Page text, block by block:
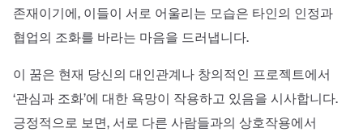
존재이기에, 이들이 서로 어울리는 모습은 타인의 인정과
협업의 조화를 바라는 마음을 드러냅니다.
이 꿈은 현재 당신의 대인관계나 창의적인 프로젝트에서
‘관심과 조화’에 대한 욕망이 작용하고 있음을 시사합니다.
긍정적으로 보면, 서로 다른 사람들과의 상호작용에서